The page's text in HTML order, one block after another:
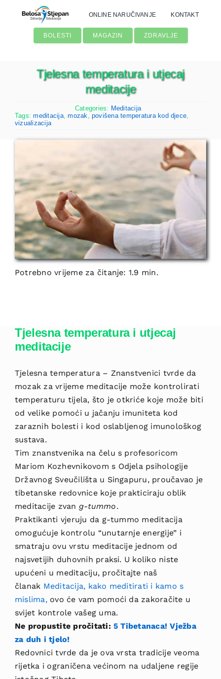
ONLINE NARUČIVANJE KONTAKT
BOLESTI MAGAZIN ZDRAVLJE
Tjelesna temperatura i utjecaj
meditacije
Categories: Meditacija
Tags:meditacija,mozak ,povišena temperatura kod djece
vizualizacija
Potrebno vrijeme za čitanje: 1.9 min.
Tjelesna temperatura i utjecaj
meditacije
Tjelesna temperatura – Znanstvenici tvrde da
mozak za vrijeme meditacije može kontrolirati
temperaturu tijela, što je otkriće koje može biti
od velike pomoći u jačanju imuniteta kod
zaraznih bolesti i kod oslabljenog imunološkog
sustava.
Tim znanstvenika na čelu s profesoricom
Mariom Kozhevnikovom s Odjela psihologije
Državnog Sveučilišta u Singapuru, proučavao je
tibetanske redovnice koje prakticiraju oblik
meditacije zvan g-tummo.
Praktikanti vjeruju da g-tummo meditacija
omogućuje kontrolu “unutarnje energije” i
smatraju ovu vrstu meditacije jednom od
najsvetijih duhovnih praksi. U koliko niste
upućeni u meditaciju, pročitajte naš
članak Meditacija, kako meditirati i kamo s
mislima,ovo će vam pomoći da zakoračite u
svijet kontrole vašeg uma.
Ne propustite pročitati: 5 Tibetanaca! Vježba
za duh i tjelo!
Redovnici tvrde da je ova vrsta tradicije veoma
rijetka i ograničena većinom na udaljene regije